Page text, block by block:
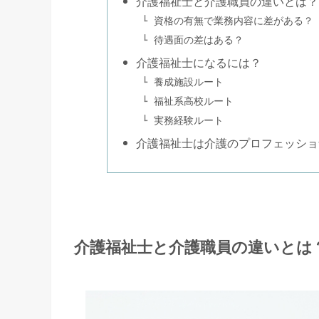
資格の有無で業務内容に差がある？
待遇面の差はある？
介護福祉士になるには？
養成施設ルート
福祉系高校ルート
実務経験ルート
介護福祉士は介護のプロフェッシ
介護福祉士と介護職員の違いとは